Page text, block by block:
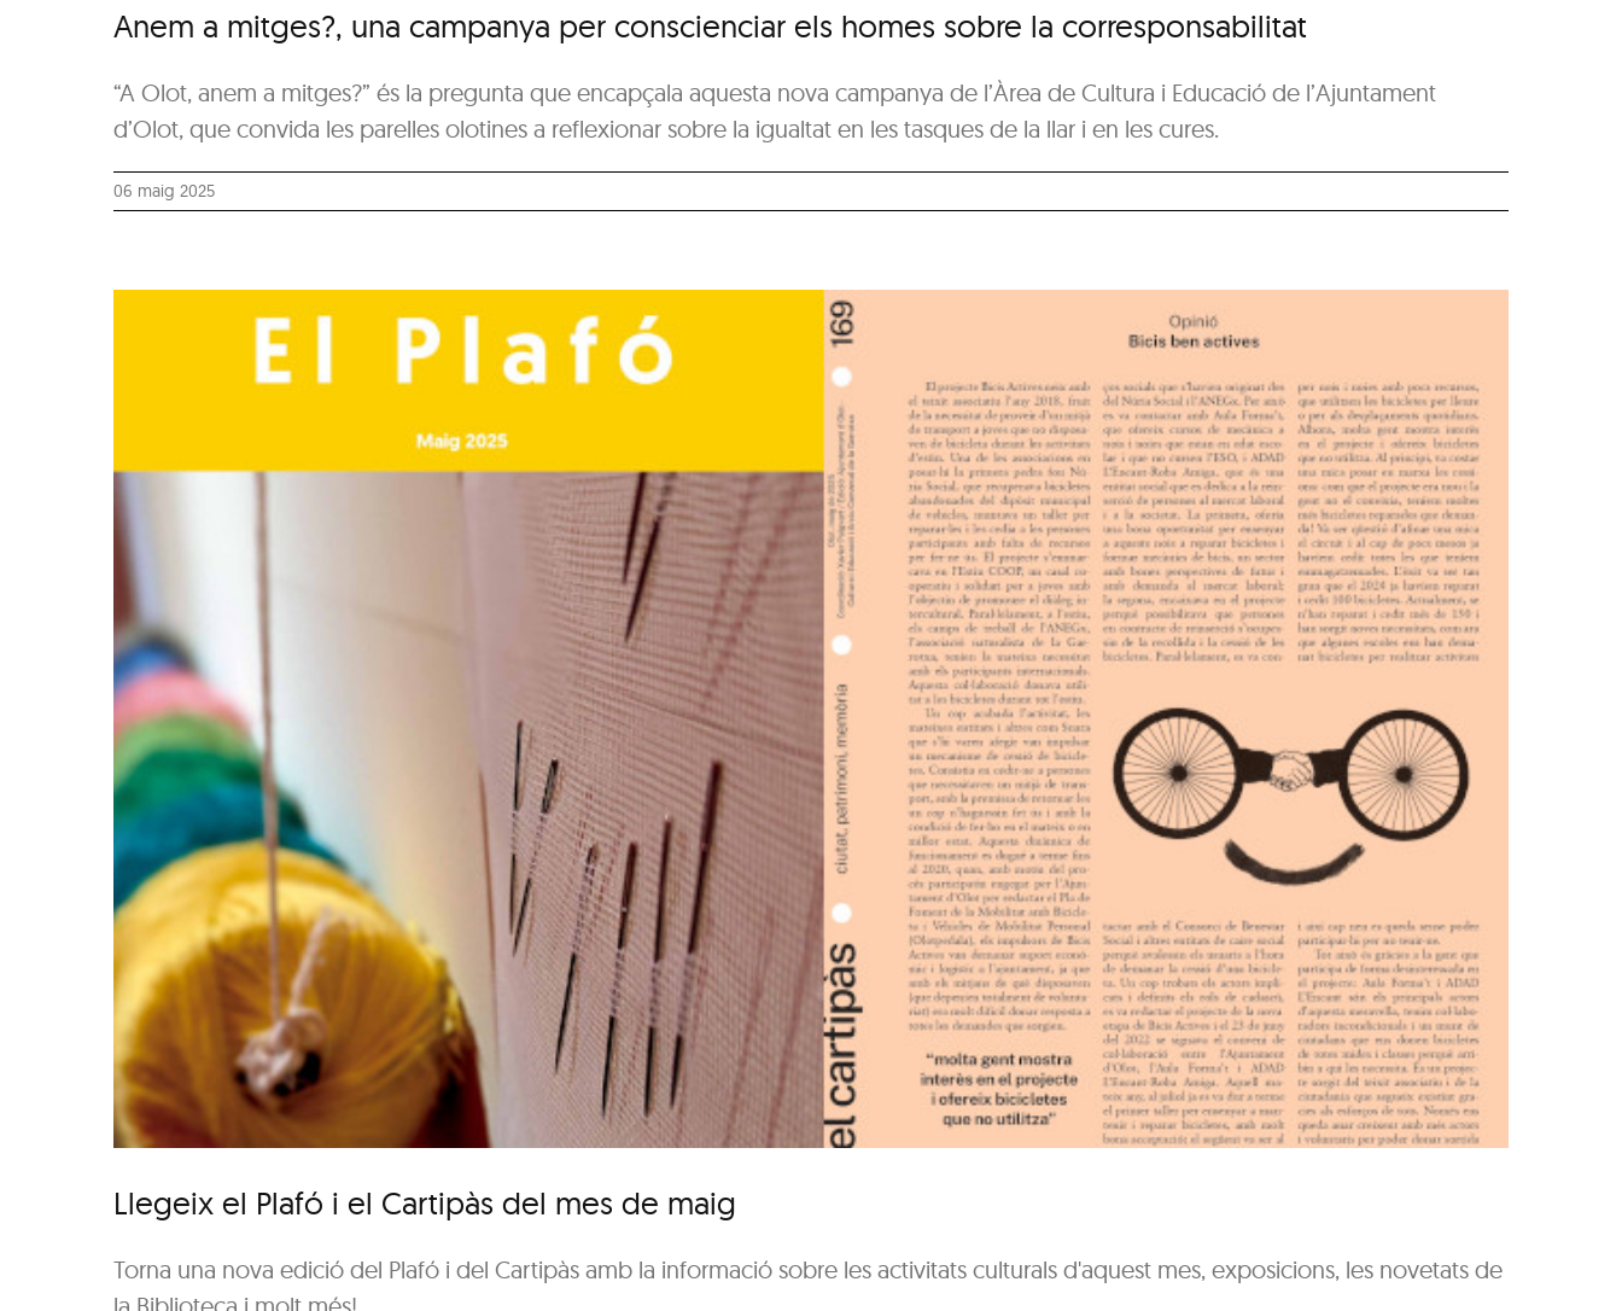
Anem a mitges?, una campanya per conscienciar els homes sobre la corresponsabilitat
“A Olot, anem a mitges?” és la pregunta que encapçala aquesta nova campanya de l’Àrea de Cultura i Educació de l’Ajuntament
d’Olot, que convida les parelles olotines a reflexionar sobre la igualtat en les tasques de la llar i en les cures.
06 maig 2025
Llegeix el Plafó i el Cartipàs del mes de maig
Torna una nova edició del Plafó i del Cartipàs amb la informació sobre les activitats culturals d'aquest mes, exposicions, les novetats de